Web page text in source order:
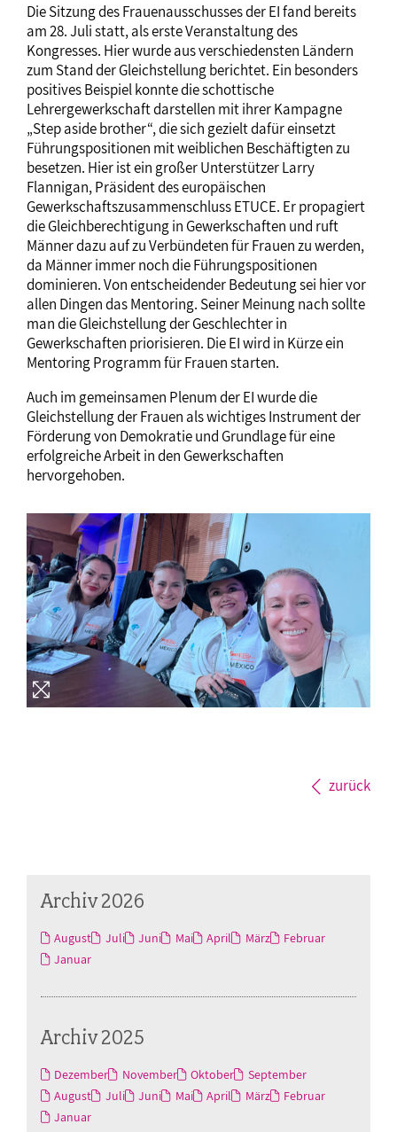
Die Sitzung des Frauenausschusses der EI fand bereits
am 28. Juli statt, als erste Veranstaltung des
Kongresses. Hier wurde aus verschiedensten Ländern
zum Stand der Gleichstellung berichtet. Ein besonders
positives Beispiel konnte die schottische
Lehrergewerkschaft darstellen mit ihrer Kampagne
„Step aside brother“, die sich gezielt dafür einsetzt
Führungspositionen mit weiblichen Beschäftigten zu
besetzen. Hier ist ein großer Unterstützer Larry
Flannigan, Präsident des europäischen
Gewerkschaftszusammenschluss ETUCE. Er propagiert
die Gleichberechtigung in Gewerkschaften und ruft
Männer dazu auf zu Verbündeten für Frauen zu werden,
da Männer immer noch die Führungspositionen
dominieren. Von entscheidender Bedeutung sei hier vor
allen Dingen das Mentoring. Seiner Meinung nach sollte
man die Gleichstellung der Geschlechter in
Gewerkschaften priorisieren. Die EI wird in Kürze ein
Mentoring Programm für Frauen starten.
Auch im gemeinsamen Plenum der EI wurde die
Gleichstellung der Frauen als wichtiges Instrument der
Förderung von Demokratie und Grundlage für eine
erfolgreiche Arbeit in den Gewerkschaften
hervorgehoben.
zurück
Archiv 2026
August Juli Juni Mai April März
Februar
Januar
Archiv 2025
Dezember November Oktober
September
August
Juli Juni Mai April März
Februar
Januar